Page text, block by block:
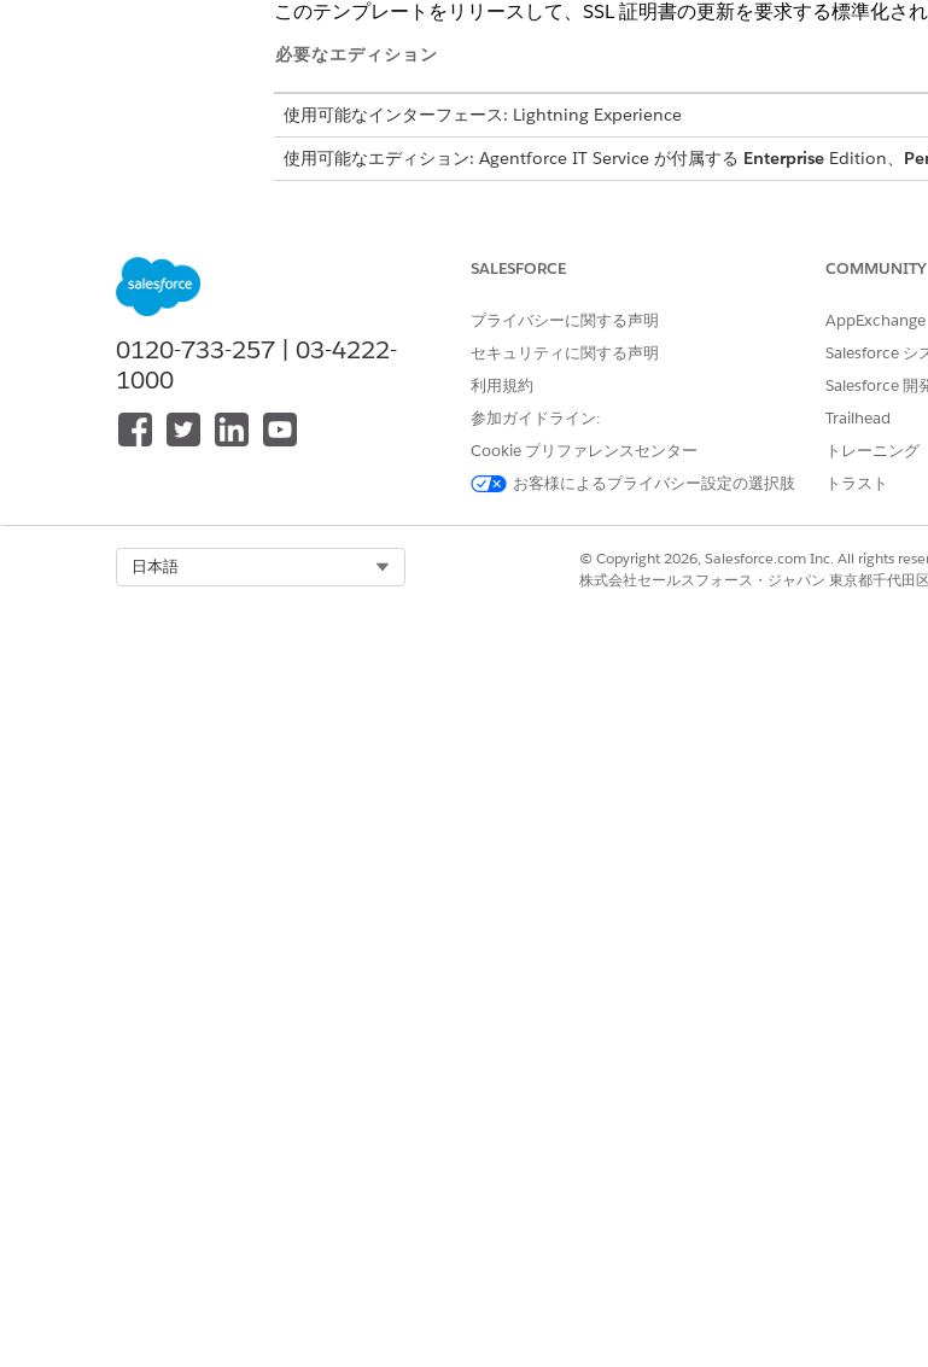
このテンプレートをリリースして、SSL 証明書の更新を要求する標準化さ
必要なエディション
使用可能なインターフェース: Lightning Experience
使用可能なエディション: Agentforce IT Service が付属する EnterpriseEdition、
このテンプレートの受入フォームでは、従業員から次の詳細を取得します
要求の詳細: 特定のドメイン名や証明書の種類など、更新要件の詳細な説明。
Required By Date (完了予定日): サービスの中断や期限切れを防ぐために SSL 証
このサービスプロセスでは、手動履行の要求が IT チームに転送されます
自動履行などのカスタムロジックを含めることができます。
0120-733-257 | 03-4222-
1000
SALESFORCE
プライバシーに関する声明
セキュリティに関する声明
利用規約
参加ガイドライン:
Cookie プリファレンスセンター
お客様によるプライバシー設定の選択肢
COMMUNITY
AppExchange
Salesforce シ
Salesforce 開
Trailhead
トレーニング
トラスト
日本語
© Copyright 2026, Salesforce.com Inc. All rights
株式会社セールスフォース・ジャパン 東京都千代田